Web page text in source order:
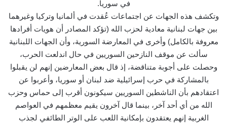
في سوريا.
وتكشف هذه الجهات عن اجتماعات عُقدت في ألمانيا وتركيا وغيرهما
بين جهات لبنانية معادية لحزب الله (تؤكد المصادر أن هويات أفرادها
معروفة بالكامل) وأخرى في المعارضة السورية، وأن الجهات اللبنانية
سألت عن موقف النازحين السوريين في حال اندلعت الحرب،
وحصلت على أجوبة متناقضة، إذ قال بعض المعارضين إنهم لن يقبلوا
بالمشاركة في حرب إسرائيلية ضد لبنان أو سوريا، وأعربوا عن
اعتقادهم بأن الناشطين السوريين سيكونون أقرب إلى حماس وحزب
الله من أي أحد آخر، بينما قال آخرون يقيم معظمهم في العواصم
الغربية إنهم يعتقدون بإمكانية اللعب على الوتر الطائفي لجذب